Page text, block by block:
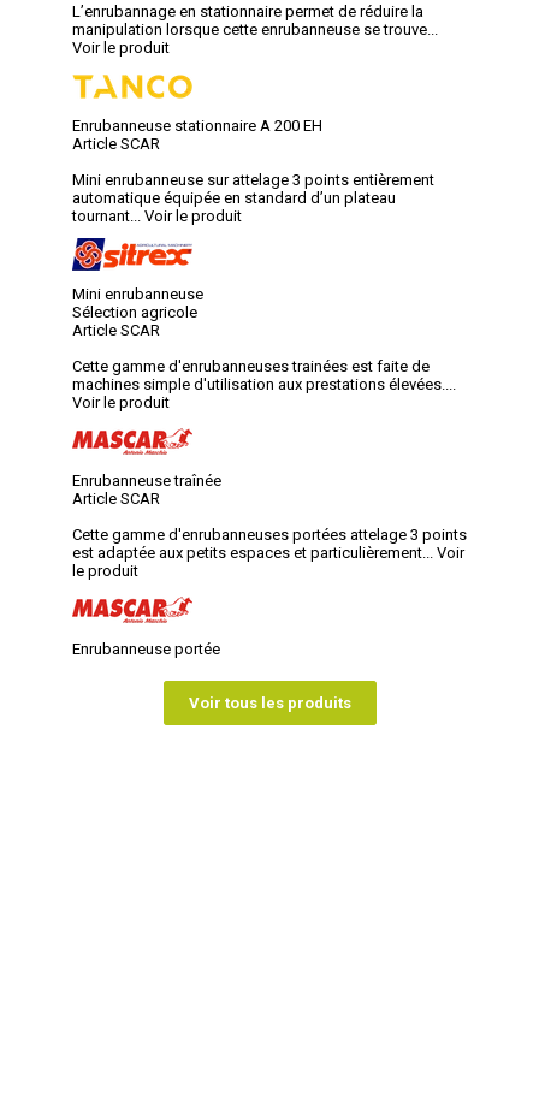
L’enrubannage en stationnaire permet de réduire la
manipulation lorsque cette enrubanneuse se trouve...
Voir le produit
Enrubanneuse stationnaire A 200 EH
Article SCAR
Mini enrubanneuse sur attelage 3 points entièrement
automatique équipée en standard d’un plateau
tournant...
Voir le produit
Mini enrubanneuse
Sélection agricole
Article SCAR
Cette gamme d'enrubanneuses trainées est faite de
machines simple d'utilisation aux prestations élevées....
Voir le produit
Enrubanneuse traînée
Article SCAR
Cette gamme d'enrubanneuses portées attelage 3 points
est adaptée aux petits espaces et particulièrement...
Voir
le produit
Enrubanneuse portée
Voir tous les produits